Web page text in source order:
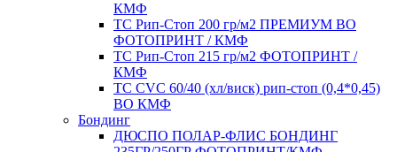
КМФ
TC Рип-Стоп 200 гр/м2 ПРЕМИУМ ВО
ФОТОПРИНТ / КМФ
TC Рип-Стоп 215 гр/м2 ФОТОПРИНТ /
КМФ
ТС CVC 60/40 (хл/виск) рип-стоп (0,4*0,45)
ВО КМФ
Бондинг
ДЮСПО ПОЛАР-ФЛИС БОНДИНГ